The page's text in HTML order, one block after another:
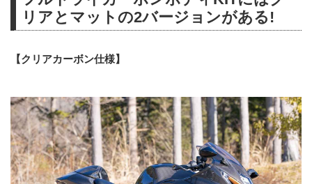
リアとマットの2バージョンがある!
【クリアカーボン仕様】